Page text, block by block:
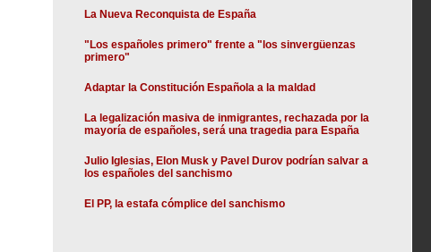
La Nueva Reconquista de España
"Los españoles primero" frente a "los sinvergüenzas
primero"
Adaptar la Constitución Española a la maldad
La legalización masiva de inmigrantes, rechazada por la
mayoría de españoles, será una tragedia para España
Julio Iglesias, Elon Musk y Pavel Durov podrían salvar a
los españoles del sanchismo
El PP, la estafa cómplice del sanchismo